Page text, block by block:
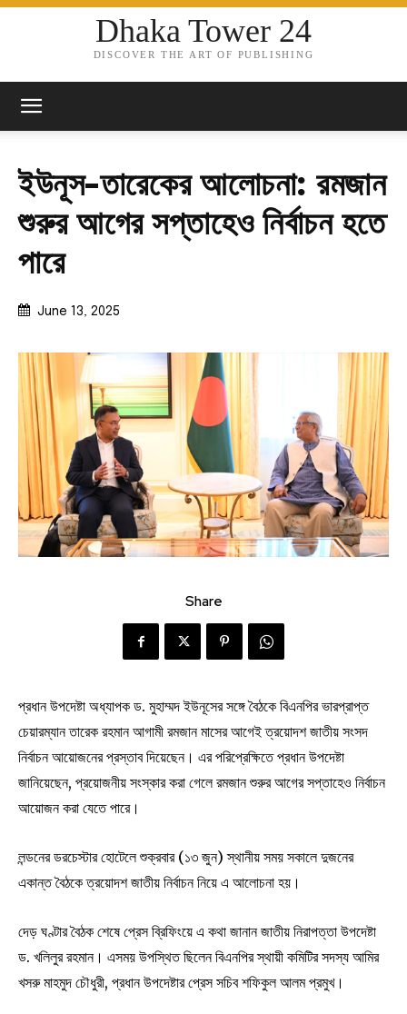
Dhaka Tower 24
DISCOVER THE ART OF PUBLISHING
ইউনূস-তারেকের আলোচনা: রমজান
শুরুর আগের সপ্তাহেও নির্বাচন হতে
পারে
June 13, 2025
Share
প্রধান উপদেষ্টা অধ্যাপক ড. মুহাম্মদ ইউনূসের সঙ্গে বৈঠকে বিএনপির ভারপ্রাপ্ত
চেয়ারম্যান তারেক রহমান আগামী রমজান মাসের আগেই ত্রয়োদশ জাতীয় সংসদ
নির্বাচন আয়োজনের প্রস্তাব দিয়েছেন। এর পরিপ্রেক্ষিতে প্রধান উপদেষ্টা
জানিয়েছেন, প্রয়োজনীয় সংস্কার করা গেলে রমজান শুরুর আগের সপ্তাহেও নির্বাচন
আয়োজন করা যেতে পারে।
লন্ডনের ডরচেস্টার হোটেলে শুক্রবার (১৩ জুন) স্থানীয় সময় সকালে দুজনের
একান্ত বৈঠকে ত্রয়োদশ জাতীয় নির্বাচন নিয়ে এ আলোচনা হয়।
দেড় ঘণ্টার বৈঠক শেষে প্রেস ব্রিফিংয়ে এ কথা জানান জাতীয় নিরাপত্তা উপদেষ্টা
ড. খলিলুর রহমান। এসময় উপস্থিত ছিলেন বিএনপির স্থায়ী কমিটির সদস্য আমির
খসরু মাহমুদ চৌধুরী, প্রধান উপদেষ্টার প্রেস সচিব শফিকুল আলম প্রমুখ।